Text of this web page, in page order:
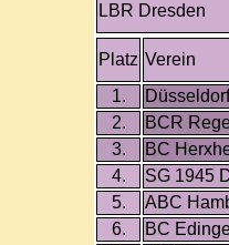
LBR Dresden
Platz Verein
1.
2.
BCR
3.
BC
4.
SG 1945
5.
ABC
6.
BC